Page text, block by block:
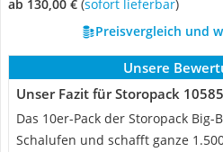
ab 130,00 € ( Sofort lieferbar)
Preisvergleich und
Unsere
Unser Fazit für Storopack
Das 10er-Pack der Storopack Big-
Schalufen und schafft ganze